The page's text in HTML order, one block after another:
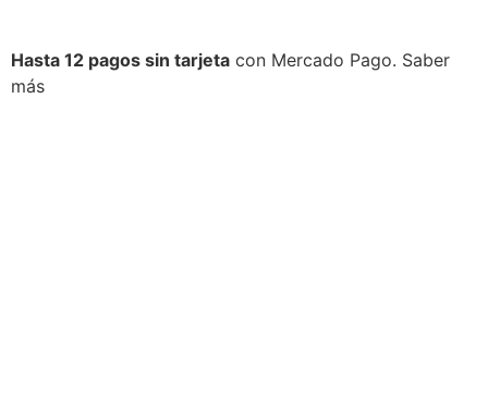
Hasta 12 pagos sin tarjeta con Mercado Pago. Saber
más